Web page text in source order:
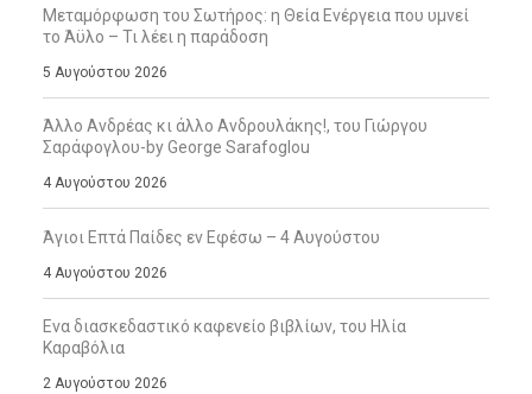
Μεταμόρφωση του Σωτήρος: η Θεία Ενέργεια που υμνεί
το Άϋλο – Τι λέει η παράδοση
5 Αυγούστου 2026
Άλλο Ανδρέας κι άλλο Ανδρουλάκης!, του Γιώργου
Σαράφογλου-by George Sarafoglou
4 Αυγούστου 2026
Άγιοι Επτά Παίδες εν Εφέσω – 4 Αυγούστου
4 Αυγούστου 2026
Ενα διασκεδαστικό καφενείο βιβλίων, του Ηλία
Καραβόλια
2 Αυγούστου 2026